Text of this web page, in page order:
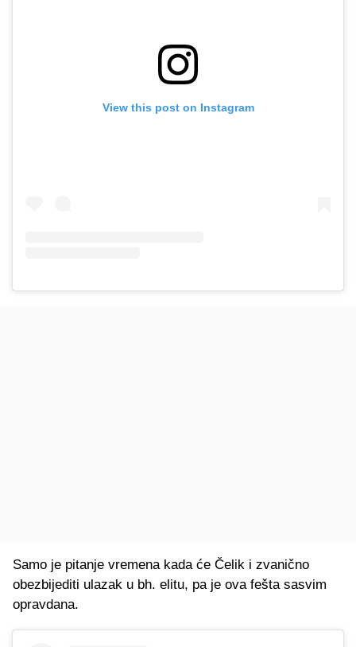
View this post on Instagram
Samo je pitanje vremena kada će Čelik i zvanično
obezbijediti ulazak u bh. elitu, pa je ova fešta sasvim
opravdana.